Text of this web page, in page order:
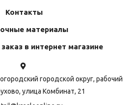
Контакты
материалы
в интернет магазине
городской округ, рабочий
улица Комбинат, 21